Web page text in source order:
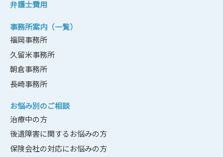
弁護士費用
事務所案内（一覧）
福岡事務所
久留米事務所
朝倉事務所
長崎事務所
お悩み別のご相談
治療中の方
後遺障害に関するお悩みの方
保険会社の対応にお悩みの方